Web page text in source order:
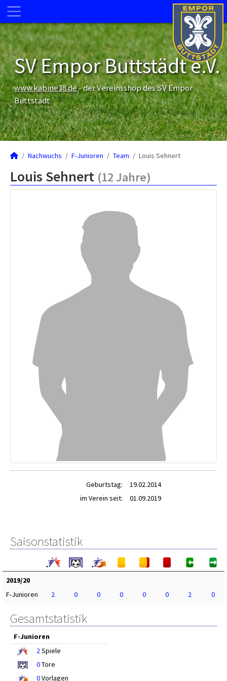
SV Empor Buttstädt e.V.
www.kabine38.de- der Vereinsshop des SV Empor
Buttstädt
Nachwuchs F-Junioren Team Louis Sehnert
Louis Sehnert (12 Jahre)
Geburtstag:
19.02.2014
im Verein seit:
01.09.2019
Saisonstatistik
2019/20
F-Junioren
2 0 0 0 0 0 2 0
Gesamtstatistik
F-Junioren
2Spiele
0Tore
0Vorlagen